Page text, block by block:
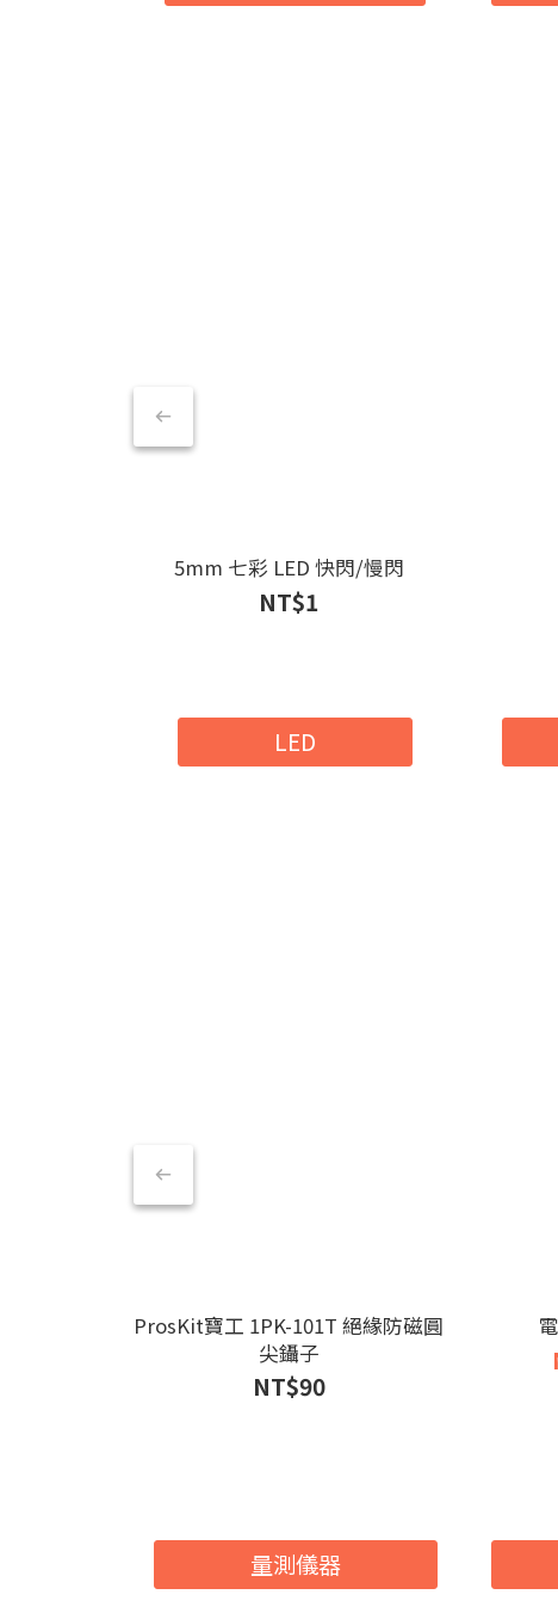
5mm 七彩 LED 快閃/慢閃
NT$1
LED
ProsKit寶工 1PK-101T 絕緣防磁圓
尖鑷子
NT$90
量測儀器